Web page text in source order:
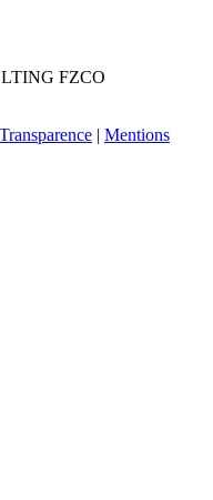
FZCO
Transparence | Mentions